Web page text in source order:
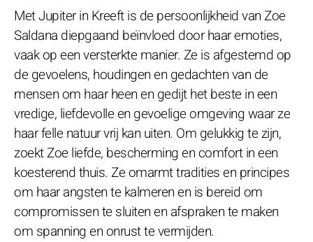
Met Jupiter in Kreeft is de persoonlijkheid van Zoe
Saldana diepgaand beïnvloed door haar emoties,
vaak op een versterkte manier. Ze is afgestemd op
de gevoelens, houdingen en gedachten van de
mensen om haar heen en gedijt het beste in een
vredige, liefdevolle en gevoelige omgeving waar ze
haar felle natuur vrij kan uiten. Om gelukkig te zijn,
zoekt Zoe liefde, bescherming en comfort in een
koesterend thuis. Ze omarmt tradities en principes
om haar angsten te kalmeren en is bereid om
compromissen te sluiten en afspraken te maken
om spanning en onrust te vermijden.